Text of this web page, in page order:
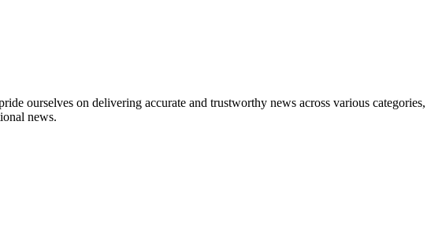
ourselves on delivering accurate and trustworthy news across various categories,
news.